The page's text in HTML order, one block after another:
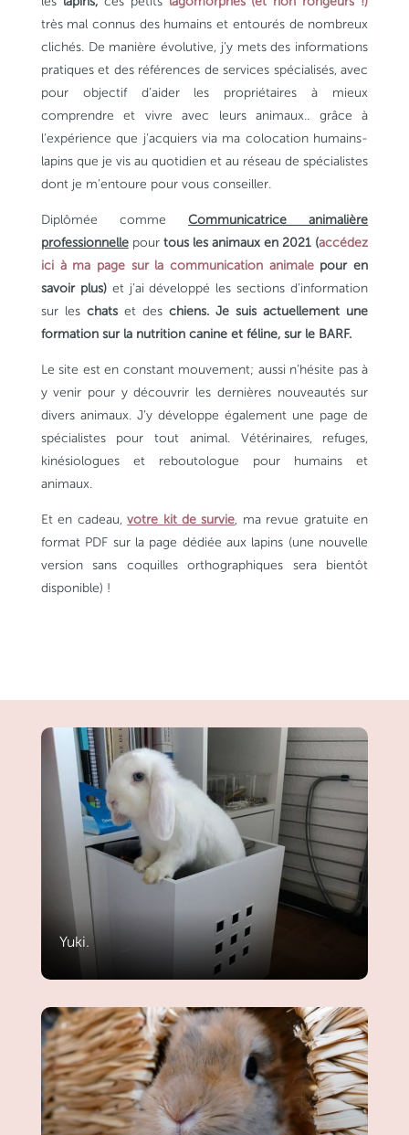
très mal connus des humains et entourés de nombreux
clichés. De manière évolutive, j’y mets des informations
pratiques et des références de services spécialisés, avec
pour objectif d’aider les propriétaires à mieux
comprendre et vivre avec leurs animaux.. grâce à
l’expérience que j’acquiers via ma colocation humains-
lapins que je vis au quotidien et au réseau de spécialistes
dont je m’entoure pour vous conseiller.
Diplômée commeCommunicatrice animalière
professionnellepourtous les animaux en 2021 (accédez
ici à ma page sur la communication animalepour en
savoir plus)et j’ai développé les sections d’information
sur les chatset deschiens. Je suis actuellement une
formation sur la nutrition canine et féline, sur le BARF.
Le site est en constant mouvement; aussi n’hésite pas à
y venir pour y découvrir les dernières nouveautés sur
divers animaux. J’y développe également une page de
spécialistes pour tout animal. Vétérinaires, refuges,
kinésiologues et reboutologue pour humains et
animaux.
Et en cadeau,votre kit de survie, ma revue gratuite en
format PDF sur la page dédiée aux lapins (une nouvelle
version sans coquilles orthographiques sera bientôt
disponible) !
Yuki.